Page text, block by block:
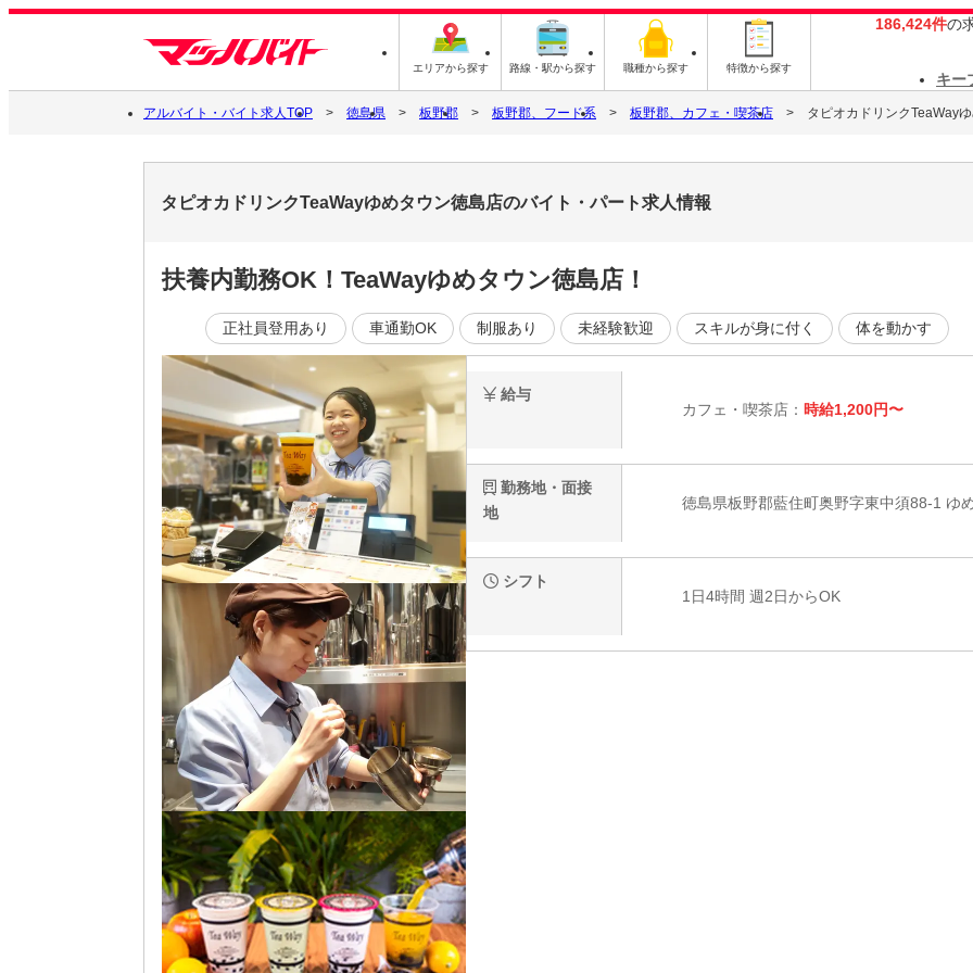
エリアから探す 路線・駅から探す 職種から探す 特徴から探す
186,424件の
キー
アルバイト・バイト求人TOP 徳島県 板野郡 板野郡、フード系 板野郡、カフェ・喫茶店 タピオカドリンクTeaWay
タピオカドリンクTeaWayゆめタウン徳島店のバイト・パート求人情報
扶養内勤務OK！TeaWayゆめタウン徳島店！
正社員登用あり 車通勤OK 制服あり 未経験歓迎 スキルが身に付く 体を動かす
給与
カフェ・喫茶店： 時給1,200円〜
勤務地・面接
地
徳島県板野郡藍住町奥野字東中須88-1 ゆ
シフト
1日4時間 週2日からOK